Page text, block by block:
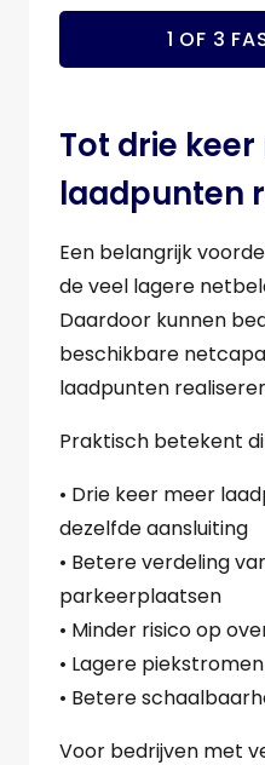
1 OF 3
Tot drie
laadpunten
Een belangrijk
de veel lagere
Daardoor kunnen
beschikbare
laadpunten
Praktisch betekent
• Drie keer meer
dezelfde aansluiting
• Betere verdeling
parkeerplaatsen
• Minder risico op
• Lagere piekstromen
• Betere
Voor bedrijven met